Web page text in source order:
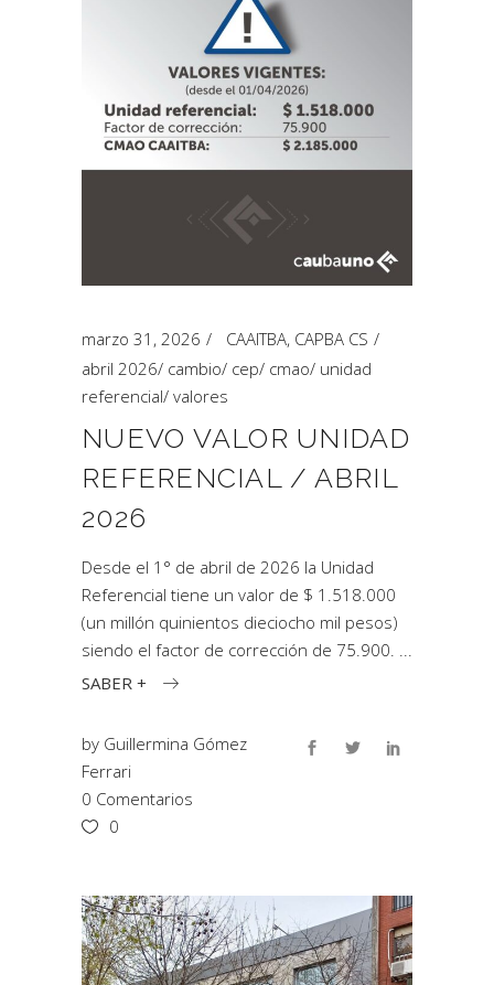
marzo 31, 2026 CAAITBA, CAPBA CS
abril 2026/ cambio/ cep/ cmao/ unidad
referencial/ valores
NUEVO VALOR UNIDAD
REFERENCIAL / ABRIL
2026
Desde el 1° de abril de 2026 la Unidad
Referencial tiene un valor de $ 1.518.000
(un millón quinientos dieciocho mil pesos)
siendo el factor de corrección de 75.900.
SABER +
by Guillermina Gómez
Ferrari
0 Comentarios
0